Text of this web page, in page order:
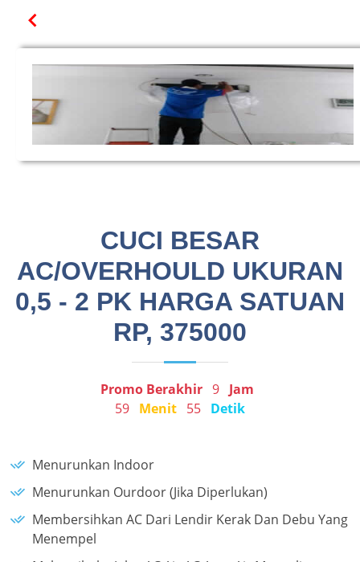
CUCI BESAR
AC/OVERHOULD UKURAN
0,5 - 2 PK HARGA SATUAN
RP, 375000
Promo Berakhir 9 Jam
59 Menit 55 Detik
Menurunkan Indoor
Menurunkan Ourdoor (Jika Diperlukan)
Membersihkan AC Dari Lendir Kerak Dan Debu Yang
Menempel